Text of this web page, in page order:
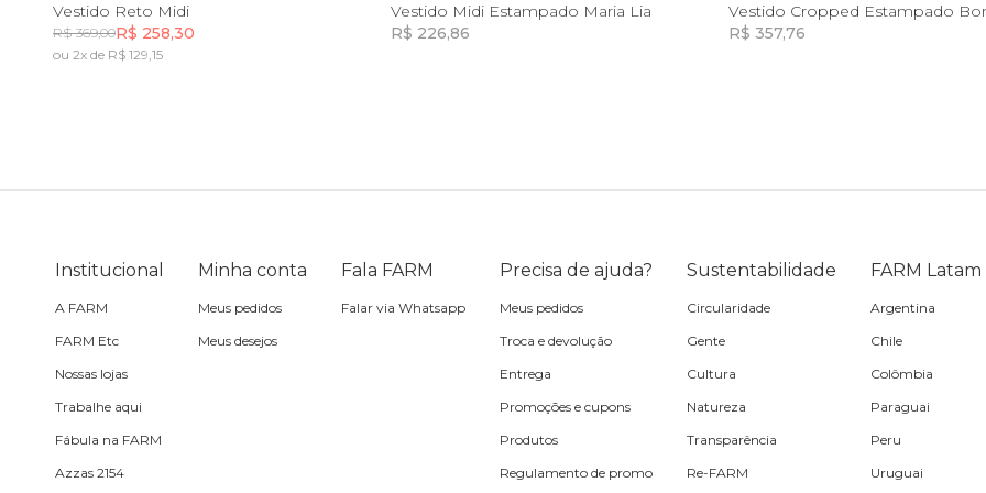
Toalha
PP P
Vestido Reto Midi
R$ 369,00R$ 258,30
ou 2x de R$ 129,15
Vestido Midi Estampado Maria Lia
R$ 226,86
P
R$ 357,76
Institucional
A FARM
FARM Etc
Nossas lojas
Trabalhe aqui
Fábula na FARM
Azzas 2154
Minha conta
Meus pedidos
Meus desejos
Fala FARM
Falar via Whatsapp
Precisa de ajuda?
Meus pedidos
Troca e devolução
Entrega
Promoções e cupons
Produtos
Regulamento de promo
Sustentabilidade
Circularidade
Gente
Cultura
Natureza
Transparência
Re-FARM
FARM Latam
Argentina
Chile
Colômbia
Paraguai
Peru
Uruguai